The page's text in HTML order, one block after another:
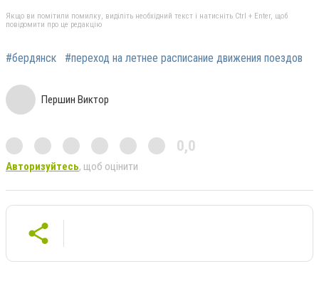
Якщо ви помітили помилку, виділіть необхідний текст і натисніть Ctrl + Enter, щоб
повідомити про це редакцію
#бердянск #переход на летнее расписание движения поездов
Першин Виктор
0,0
Авторизуйтесь, щоб оцінити